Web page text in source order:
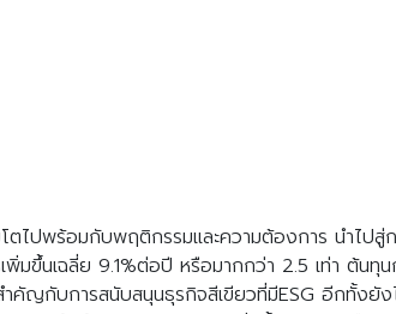
ตไปพร้อมกับพฤติกรรมและความต้องการ นำไปสู่
มขึ้นเฉลี่ย 9.1%ต่อปี หรือมากกว่า 2.5 เท่า ต้นทุ
คัญกับการสนับสนุนธุรกิจสีเขียวที่มีESG อีกทั้งยั